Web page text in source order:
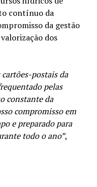
contínuo da
da gestão
dos
postais da
pelas
constante da
compromisso em
e preparado para
todo o ano”,